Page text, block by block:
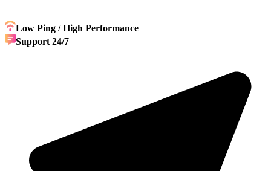
Low Ping / High Performance
Support 24/7